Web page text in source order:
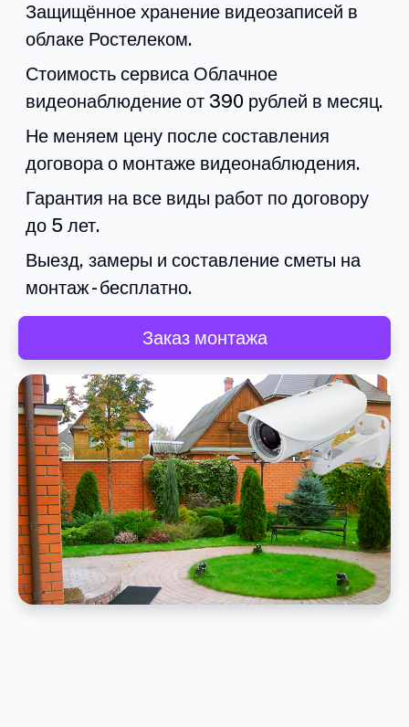
Защищённое хранение видеозаписей в
облаке Ростелеком.
Стоимость сервиса Облачное
видеонаблюдение от 390 рублей в месяц.
Не меняем цену после составления
договора о монтаже видеонаблюдения.
Гарантия на все виды работ по договору
до 5 лет.
Выезд, замеры и составление сметы на
монтаж - бесплатно.
Заказ монтажа